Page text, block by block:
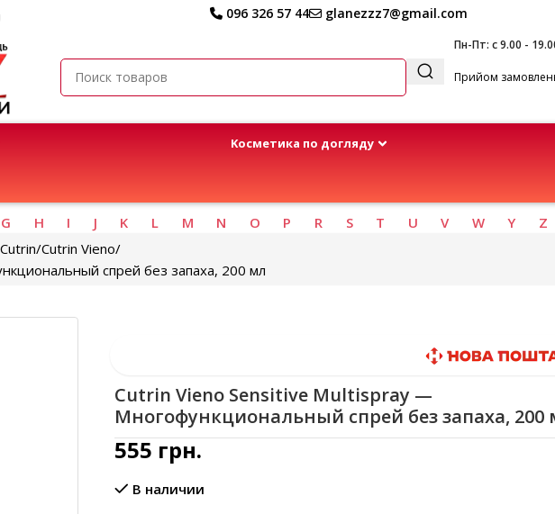
096 326 57 44 glanezzz7@gmail.com
Пн-Пт: с 9.00 -
Прийом
Kосметика по догляду
G H I J K L M N O P R S T U V W Y Z
Cutrin Cutrin Vieno
спрей без запаха, 200 мл
Cutrin Vieno Sensitive Multispray —
Многофункциональный спрей без запаха, 200
555 грн.
В наличии